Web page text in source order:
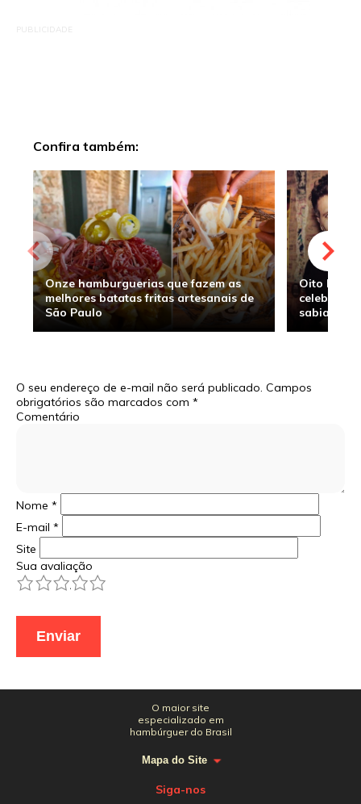
PUBLICIDADE
Confira também:
Onze hamburguerias que fazem as
melhores batatas fritas artesanais de
São Paulo
Oito
sabia
O seu endereço de e-mail não será publicado. Campos
obrigatórios são marcados com *
Comentário
Nome *
E-mail *
Site
Sua avaliação
5
4
3
2
O maior site
especializado em
hambúrguer do Brasil
Mapa do Site
Siga-nos